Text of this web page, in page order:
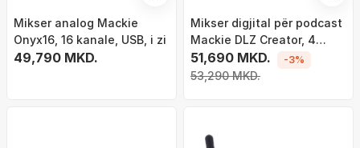
Mikser analog Mackie
Onyx16, 16 kanale, USB, i zi
49,790 MKD.
Mikser digjital për podcast
Mackie DLZ Creator, 4
kanale, ekran me prekje, i
zi
51,690 MKD.
53,290 MKD.
-3%